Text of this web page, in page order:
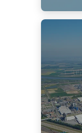
grâce à